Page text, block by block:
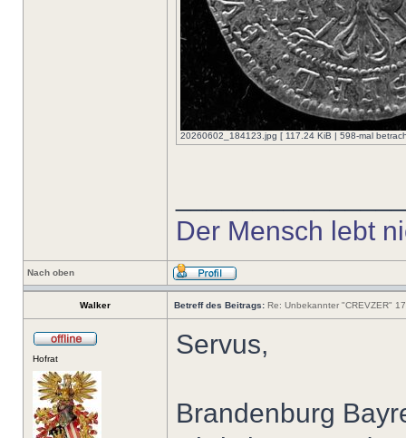
20260602_184123.jpg [ 117.24 KiB | 598-mal
Der Mensch lebt
Nach oben
Walker Betreff des Beitrags: Re: Unbekannter "CREVZER"
Hofrat Servus,
Brandenburg